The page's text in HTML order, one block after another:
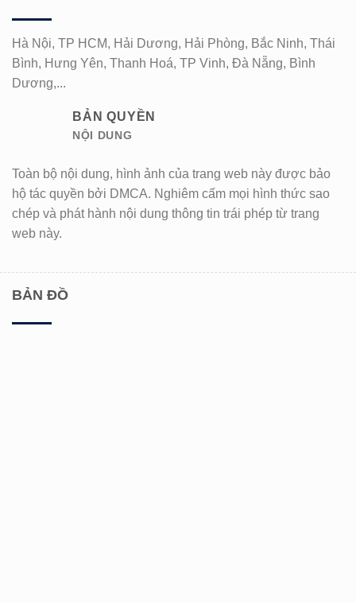
Hà Nội, TP HCM, Hải Dương, Hải Phòng, Bắc Ninh, Thái
Bình, Hưng Yên, Thanh Hoá, TP Vinh, Đà Nẵng, Bình
Dương,...
BẢN QUYỀN
NỘI DUNG
Toàn bộ nội dung, hình ảnh của trang web này được bảo
hộ tác quyền bởi DMCA. Nghiêm cấm mọi hình thức sao
chép và phát hành nội dung thông tin trái phép từ trang
web này.
BẢN ĐỒ